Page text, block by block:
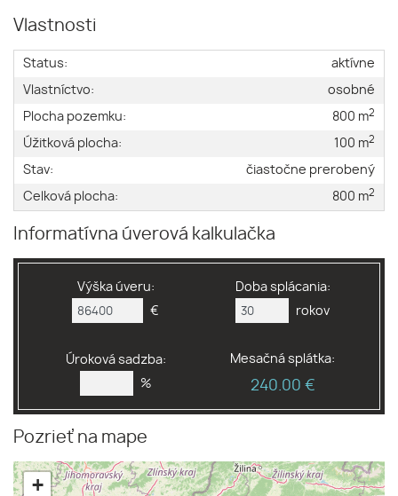
Vlastnosti
Status:
aktívne
Vlastníctvo:
osobné
Plocha pozemku:
800 m2
Úžitková plocha: 100 m2
Stav:
čiastočne prerobený
Celková plocha:
800 m2
Informatívna úverová kalkulačka
Výška úveru:
€
Doba splácania:
rokov
Úroková sadzba:
%
Mesačná splátka:
240.00 €
Pozrieť na mape
+